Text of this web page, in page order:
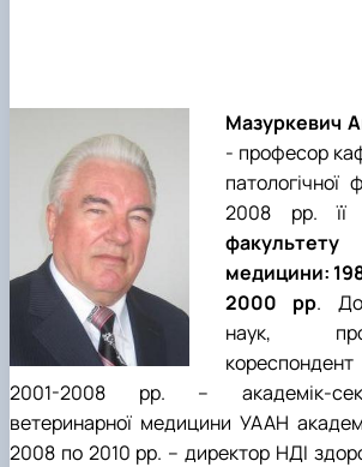
Мазуркевич
- професор
патологічної
2008 рр. її
медицини:
2000 рр.
наук,
2001-2008 рр. – академік-
ветеринарної медицини УААН
2008 по 2010 рр. – директор НДІ